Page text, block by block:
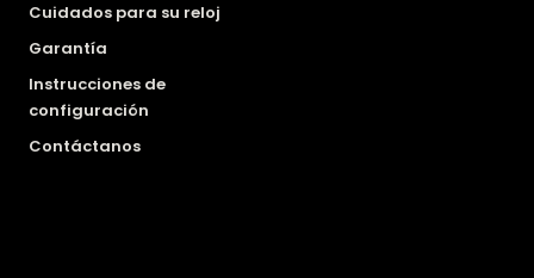
Cuidados para su reloj
Garantía
Instrucciones de
configuración
Contáctanos